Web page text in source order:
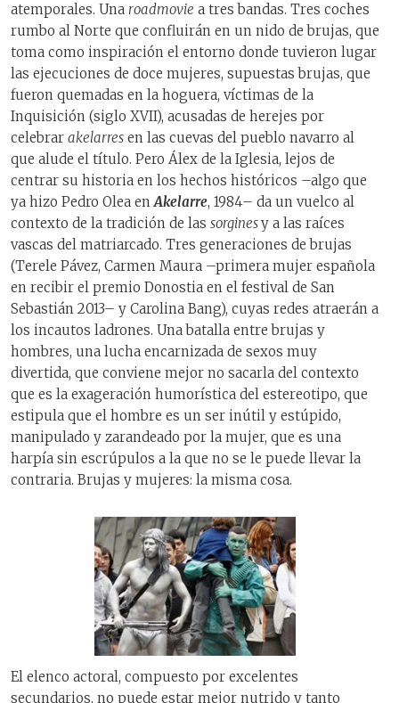
atemporales. Una roadmovie a tres bandas. Tres coches
rumbo al Norte que confluirán en un nido de brujas, que
toma como inspiración el entorno donde tuvieron lugar
las ejecuciones de doce mujeres, supuestas brujas, que
fueron quemadas en la hoguera, víctimas de la
Inquisición (siglo XVII), acusadas de herejes por
celebrar akelarres en las cuevas del pueblo navarro al
que alude el título. Pero Álex de la Iglesia, lejos de
centrar su historia en los hechos históricos –algo que
ya hizo Pedro Olea enAkelarre, 1984– da un vuelco al
contexto de la tradición de las sorginesy a las raíces
vascas del matriarcado. Tres generaciones de brujas
(Terele Pávez, Carmen Maura –primera mujer española
en recibir el premio Donostia en el festival de San
Sebastián 2013– y Carolina Bang), cuyas redes atraerán a
los incautos ladrones. Una batalla entre brujas y
hombres, una lucha encarnizada de sexos muy
divertida, que conviene mejor no sacarla del contexto
que es la exageración humorística del estereotipo, que
estipula que el hombre es un ser inútil y estúpido,
manipulado y zarandeado por la mujer, que es una
harpía sin escrúpulos a la que no se le puede llevar la
contraria. Brujas y mujeres: la misma cosa.
El elenco actoral, compuesto por excelentes
secundarios, no puede estar mejor nutrido y tanto